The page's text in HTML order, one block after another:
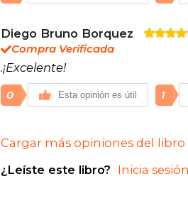
Diego Bruno Borquez
Compra Verificada
.¡Excelente!
0 Esta opinión es útil 1
Cargar más opiniones del libro
¿Leíste este libro? Inicia sesión